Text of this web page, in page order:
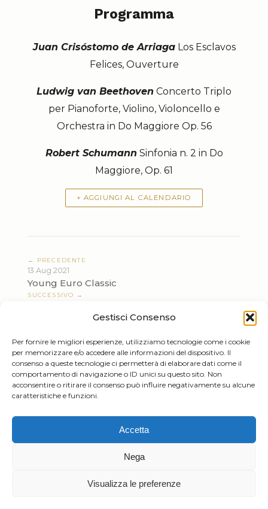
Gestisci Consenso
Per fornire le migliori esperienze, utilizziamo tecnologie come i cookie
per memorizzare e/o accedere alle informazioni del dispositivo. Il
consenso a queste tecnologie ci permetterà di elaborare dati come il
comportamento di navigazione o ID unici su questo sito. Non
acconsentire o ritirare il consenso può influire negativamente su alcune
caratteristiche e funzioni.
Accetta
Nega
Visualizza le preferenze
Programma
Juan Crisóstomo de ArriagaLos Esclavos
Felices, Ouverture
Ludwig van Beethoven Concerto Triplo
per Pianoforte, Violino, Violoncello e
Orchestra in Do Maggiore Op. 56
Robert Schumann Sinfonia n. 2 in Do
Maggiore, Op. 61
+ AGGIUNGI AL CALENDARIO
← PRECEDENTE
13 Aug 2021
Young Euro Classic
SUCCESSIVO →
info@tizianomazzoleni.com